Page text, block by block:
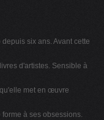
six ans. Avant cette
d'artistes. Sensible à
met en œuvre
à ses obsessions.